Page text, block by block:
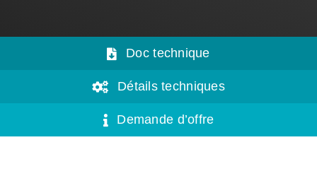
Doc technique
Détails techniques
Demande d’offre